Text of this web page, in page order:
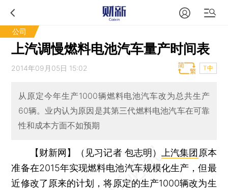
公司
上汽调慢燃料电池汽车量产时间表
2014年09月05日 15:02 T中
从原定今年生产1000辆燃料电池汽车改为总共生产
60辆。业内认为原因是其第三代燃料电池汽车在可靠
性和成本方面不如预期
【财新网】（见习记者 包志明） 上汽集团 原本
准备在2015年实现燃料电池汽车规模化生产，但最
近修改了原来的计划，将原定的生产1000辆改为生